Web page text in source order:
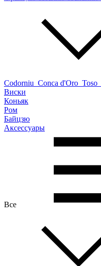
Codorniu Conca d'Oro Toso
Виски
Коньяк
Ром
Байцзю
Аксессуары
Все